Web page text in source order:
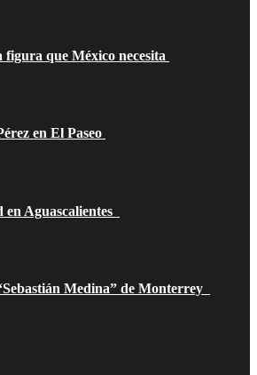
que México necesita
en El Paseo
Aguascalientes
Medina” de Monterrey